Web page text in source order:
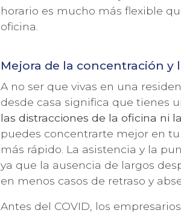
horario es mucho más flexible
oficina.
Mejora de la concentración y
A no ser que vivas en una
desde casa significa que tienes
las distracciones de la oficina ni
puedes concentrarte mejor en
más rápido. La asistencia y la
ya que la ausencia de largos
en menos casos de retraso y
Antes del COVID, los